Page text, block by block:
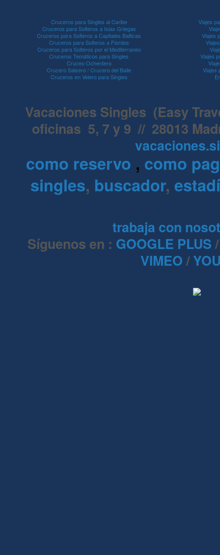
Cruceros para Singles al Caribe
Cruceros para Solteros a Islas Griegas
Cruceros para Solteros a Capitales Balticas
Cruceros para Solteros a Fiordos
Cruceros para Solteros por el Mediterraneo
Cruceros Temáticos para Singles
Cruceo Ochentero
Crucero Salsero / Crucero del Baile
Cruceros en Velero para Singles
Viajes
Viajes
Viajes
Viajes
Vacaciones Singles (Easy
oficinas 5, 7 y 9 // 28013
como reservo , como
singles, buscador,
trabaja con
Síguenos en : GOOGLE PLUS
VIMEO /